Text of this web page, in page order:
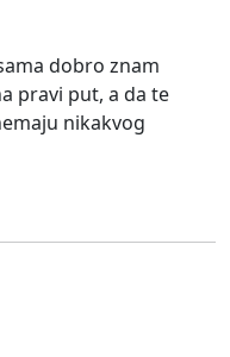
dobro znam
pravi put, a da te
nikakvog